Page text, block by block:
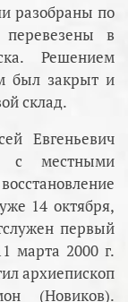
разобраны по
в
Решением
был закрыт и
склад.
Евгеньевич
с местными
14 октября,
первый
марта 2000 г.
архиепископ
(Новиков).